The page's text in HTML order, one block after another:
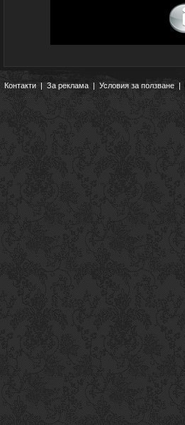
Контакти|За реклама | Условия за ползване |